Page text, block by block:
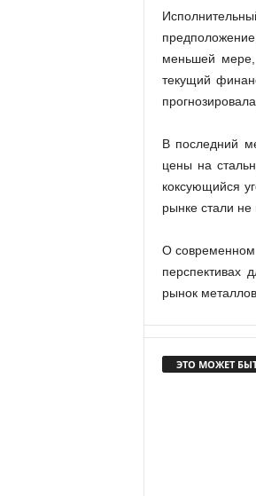
меньшей
текущий
В последний
цены на
коксующийся
рынке стали не
О современном
перспективах
рынок
ЭТО МОЖЕТ